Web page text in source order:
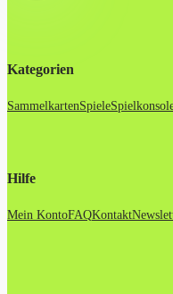
Kategorien
SammelkartenSpiele
Hilfe
Mein KontoFAQKontakt